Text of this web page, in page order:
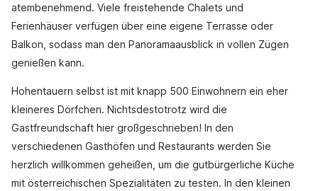
atembenehmend. Viele freistehende Chalets und
Ferienhäuser verfügen über eine eigene Terrasse oder
Balkon, sodass man den Panoramaausblick in vollen Zügen
genießen kann.
Hohentauern selbst ist mit knapp 500 Einwohnern ein eher
kleineres Dörfchen. Nichtsdestotrotz wird die
Gastfreundschaft hier großgeschrieben! In den
verschiedenen Gasthöfen und Restaurants werden Sie
herzlich willkommen geheißen, um die gutbürgerliche Küche
mit österreichischen Spezialitäten zu testen. In den kleinen